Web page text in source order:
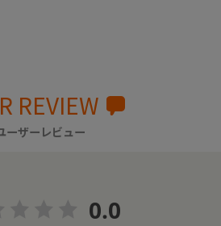
REVIEW
ーザーレビュー
0.0